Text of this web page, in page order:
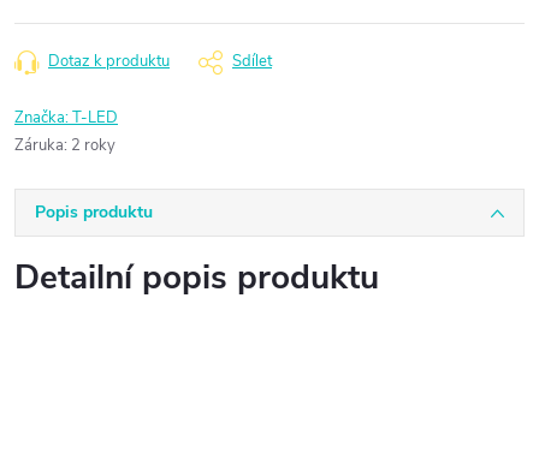
Dotaz k produktu Sdílet
Značka:T-LED
Záruka: 2 roky
Popis produktu
Detailní popis produktu